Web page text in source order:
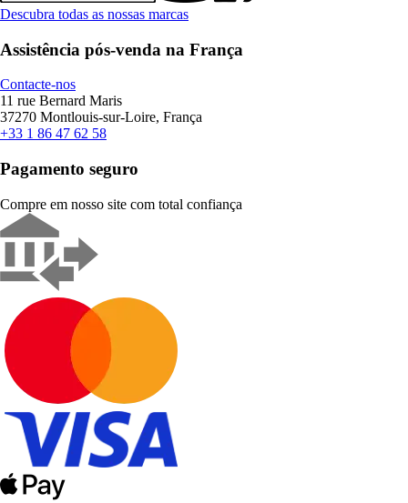
Descubra todas as nossas marcas
Assistência pós-venda na França
Contacte-nos
11 rue Bernard Maris
37270 Montlouis-sur-Loire, França
+33 1 86 47 62 58
Pagamento seguro
Compre em nosso site com total confiança